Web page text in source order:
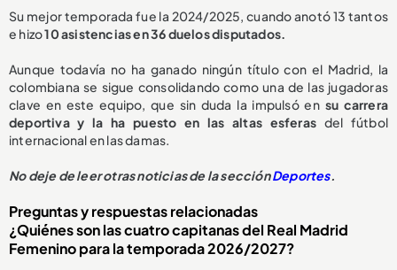
Su mejor temporada fue la 2024/2025, cuando anotó 13 tantos
e hizo10 asistencias en 36 duelos disputados.
Aunque todavía no ha ganado ningún título con el Madrid, la
colombiana se sigue consolidando como una de las jugadoras
clave en este equipo, que sin duda la impulsó en su carrera
deportiva y la ha puesto en las altas esferas del fútbol
internacional en las damas.
No deje de leer otras noticias de la secciónDeportes.
Preguntas y respuestas relacionadas
¿Quiénes son las cuatro capitanas del Real Madrid
Femenino para la temporada 2026/2027?